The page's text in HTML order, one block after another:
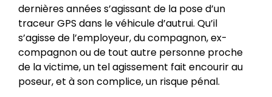
dernières années s’agissant de la pose d’un
traceur GPS dans le véhicule d’autrui. Qu’il
s’agisse de l’employeur, du compagnon, ex-
compagnon ou de tout autre personne proche
de la victime, un tel agissement fait encourir au
poseur, et à son complice, un risque pénal.